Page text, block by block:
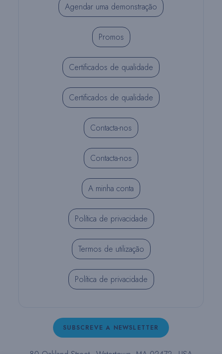
Agendar uma demonstração
Promos
Certificados de qualidade
Certificados de qualidade
Contacta-nos
Contacta-nos
A minha conta
Política de privacidade
Termos de utilização
Política de privacidade
SUBSCREVE A NEWSLETTER